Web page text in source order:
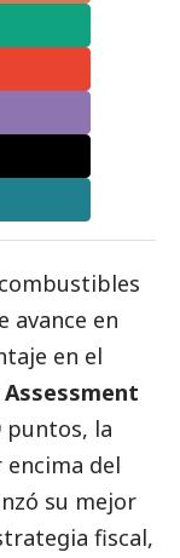
avance en
en el
puntos, la
del
su mejor
fiscal,